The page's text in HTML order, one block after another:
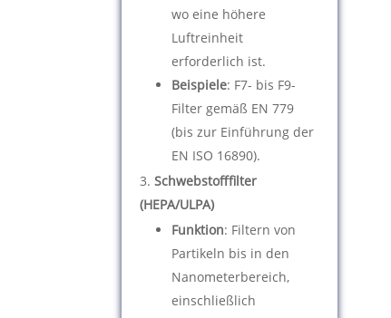
wo eine höhere
Luftreinheit
erforderlich ist.
Beispiele: F7- bis F9-
Filter gemäß EN 779
(bis zur Einführung der
EN ISO 16890).
Schwebstofffilter
(HEPA/ULPA)
Funktion: Filtern von
Partikeln bis in den
Nanometerbereich,
einschließlich